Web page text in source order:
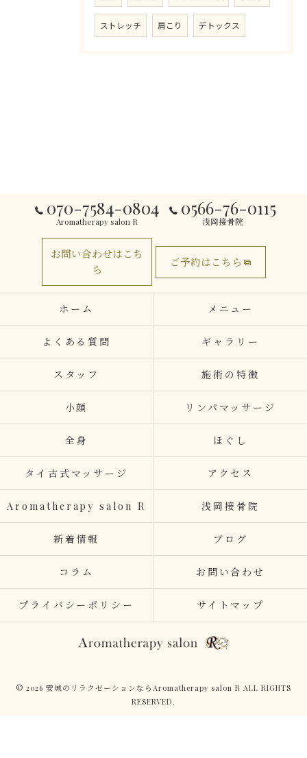
ストレッチ 肩こり デトックス
070-7584-0804
Aromatherapy salon R
0566-76-0115
浅岡接骨院
お問い合わせはこち
ら
ご予約はこちら
ホーム メニュー
よくある質問 ギャラリー
スタッフ 施術の特徴
小顔 リンパマッサージ
全身 ほぐし
タイ古式マッサージ アクセス
Aromatherapy salon R 浅岡接骨院
新着情報 ブログ
コラム お問い合わせ
プライバシーポリシー サイトマップ
© 2026 安城のリラクゼーションならAromatherapy salon R ALL RIGHTS
RESERVED.